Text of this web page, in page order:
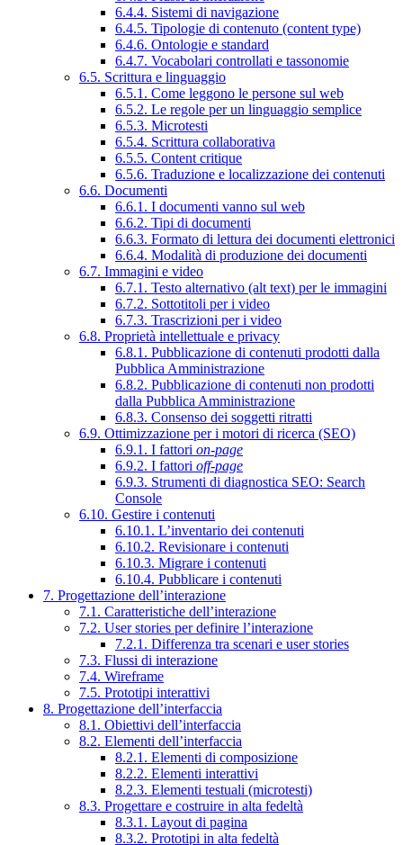
6.4.4. Sistemi di navigazione
6.4.5. Tipologie di contenuto (content type)
6.4.6. Ontologie e standard
6.4.7. Vocabolari controllati e tassonomie
6.5. Scrittura e linguaggio
6.5.1. Come leggono le persone sul web
6.5.2. Le regole per un linguaggio semplice
6.5.3. Microtesti
6.5.4. Scrittura collaborativa
6.5.5. Content critique
6.5.6. Traduzione e localizzazione dei contenuti
6.6. Documenti
6.6.1. I documenti vanno sul web
6.6.2. Tipi di documenti
6.6.3. Formato di lettura dei documenti elettronici
6.6.4. Modalità di produzione dei documenti
6.7. Immagini e video
6.7.1. Testo alternativo (alt text) per le immagini
6.7.2. Sottotitoli per i video
6.7.3. Trascrizioni per i video
6.8. Proprietà intellettuale e privacy
6.8.1. Pubblicazione di contenuti prodotti dalla
Pubblica Amministrazione
6.8.2. Pubblicazione di contenuti non prodotti
dalla Pubblica Amministrazione
6.8.3. Consenso dei soggetti ritratti
6.9. Ottimizzazione per i motori di ricerca (SEO)
6.9.1. I fattori on-page
6.9.2. I fattori off-page
6.9.3. Strumenti di diagnostica SEO: Search
Console
6.10. Gestire i contenuti
6.10.1. L’inventario dei contenuti
6.10.2. Revisionare i contenuti
6.10.3. Migrare i contenuti
6.10.4. Pubblicare i contenuti
7. Progettazione dell’interazione
7.1. Caratteristiche dell’interazione
7.2. User stories per definire l’interazione
7.2.1. Differenza tra scenari e user stories
7.3. Flussi di interazione
7.4. Wireframe
7.5. Prototipi interattivi
8. Progettazione dell’interfaccia
8.1. Obiettivi dell’interfaccia
8.2. Elementi dell’interfaccia
8.2.1. Elementi di composizione
8.2.2. Elementi interattivi
8.2.3. Elementi testuali (microtesti)
8.3. Progettare e costruire in alta fedeltà
8.3.1. Layout di pagina
8.3.2. Prototipi in alta fedeltà